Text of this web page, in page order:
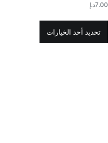
7.00د.إ
تحديد أحد الخيارات
هناك
من